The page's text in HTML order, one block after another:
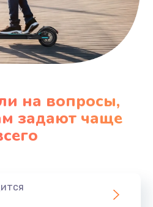
на вопросы,
задают чаще